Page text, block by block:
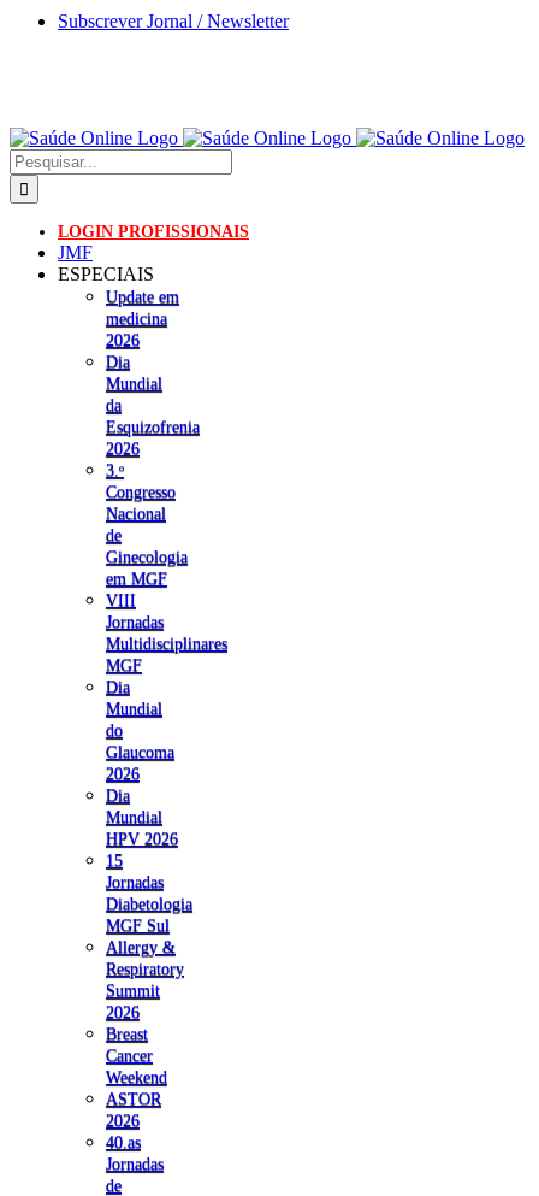
Skip
Subscrever Jornal / Newsletter
Pesquisar
LOGIN PROFISSIONAIS
JMF
ESPECIAIS
Update em
medicina
2026
Dia
Mundial
da
Esquizofrenia
2026
3.ᵒ
Congresso
Nacional
de
Ginecologia
em MGF
VIII
Jornadas
Multidisciplinares
MGF
Dia
Mundial
do
Glaucoma
2026
Dia
Mundial
HPV 2026
15
Jornadas
Diabetologia
MGF Sul
Allergy &
Respiratory
Summit
2026
Breast
Cancer
Weekend
ASTOR
2026
40.as
Jornadas
de